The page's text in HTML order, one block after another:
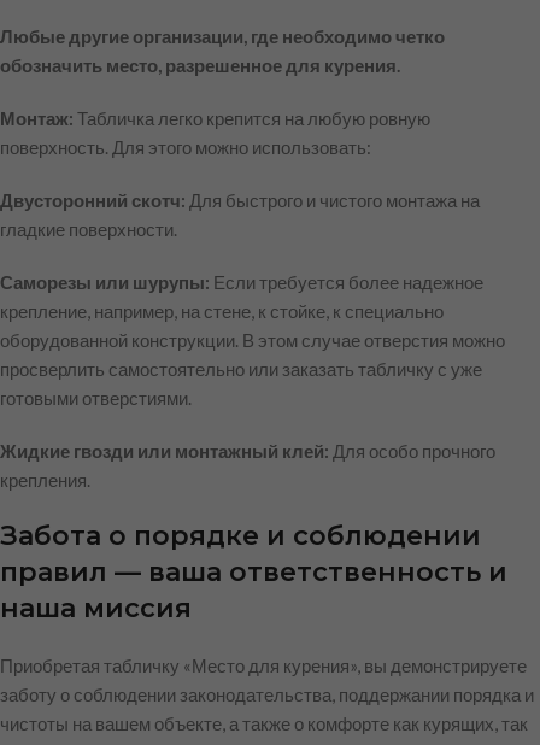
Любые другие организации, где необходимо четко
обозначить место, разрешенное для курения.
Монтаж: Табличка легко крепится на любую ровную
поверхность. Для этого можно использовать:
Двусторонний скотч: Для быстрого и чистого монтажа на
гладкие поверхности.
Саморезы или шурупы: Если требуется более надежное
крепление, например, на стене, к стойке, к специально
оборудованной конструкции. В этом случае отверстия можно
просверлить самостоятельно или заказать табличку с уже
готовыми отверстиями.
Жидкие гвозди или монтажный клей: Для особо прочного
крепления.
Забота о порядке и соблюдении
правил — ваша ответственность и
наша миссия
Приобретая табличку «Место для курения», вы демонстрируете
заботу о соблюдении законодательства, поддержании порядка и
чистоты на вашем объекте, а также о комфорте как курящих, так